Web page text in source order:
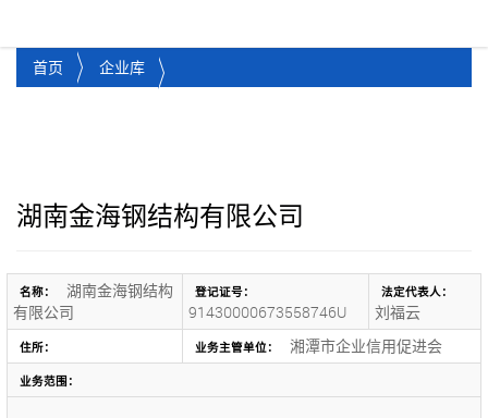
首页 企业库
湖南金海钢结构有限公司
名称：
湖南金海钢结构
有限公司
登记证号：
91430000673558746U
法定代表人：
刘福云
住所： 业务主管单位： 湘潭市企业信用促进会
业务范围：